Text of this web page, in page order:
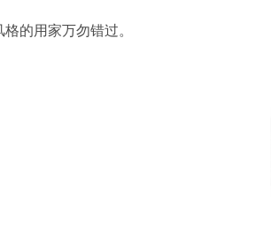
的用家万勿错过。